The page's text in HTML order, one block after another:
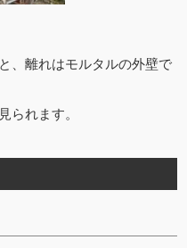
、離れはモルタルの外壁で
られます。